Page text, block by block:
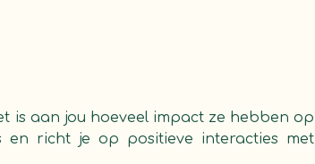
is aan jou hoeveel impact ze hebben op
richt je op positieve interacties met